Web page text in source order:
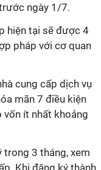
ngày 1/7.
hiện tại sẽ được 4
pháp với cơ quan
cung cấp dịch vụ
mãn 7 điều kiện
ít nhất khoảng
trong 3 tháng, xem
Khi đăng ký thành